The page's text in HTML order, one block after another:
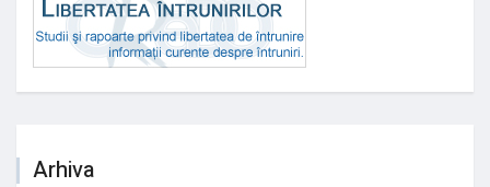
Arhiva